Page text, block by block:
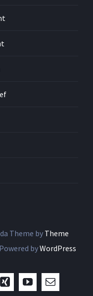
Theme byTheme
byWordPress
Xing YouTubeEmail